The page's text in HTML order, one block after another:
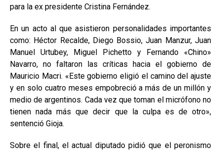
para la ex presidente Cristina Fernández.
En un acto al que asistieron personalidades importantes
como: Héctor Recalde, Diego Bossio, Juan Manzur, Juan
Manuel Urtubey, Miguel Pichetto y Fernando «Chino»
Navarro, no faltaron las críticas hacia el gobierno de
Mauricio Macri. «Este gobierno eligió el camino del ajuste
y en solo cuatro meses empobreció a más de un millón y
medio de argentinos. Cada vez que toman el micrófono no
tienen nada más que decir que la culpa es de otro»,
sentenció Gioja.
Sobre el final, el actual diputado pidió que el peronismo